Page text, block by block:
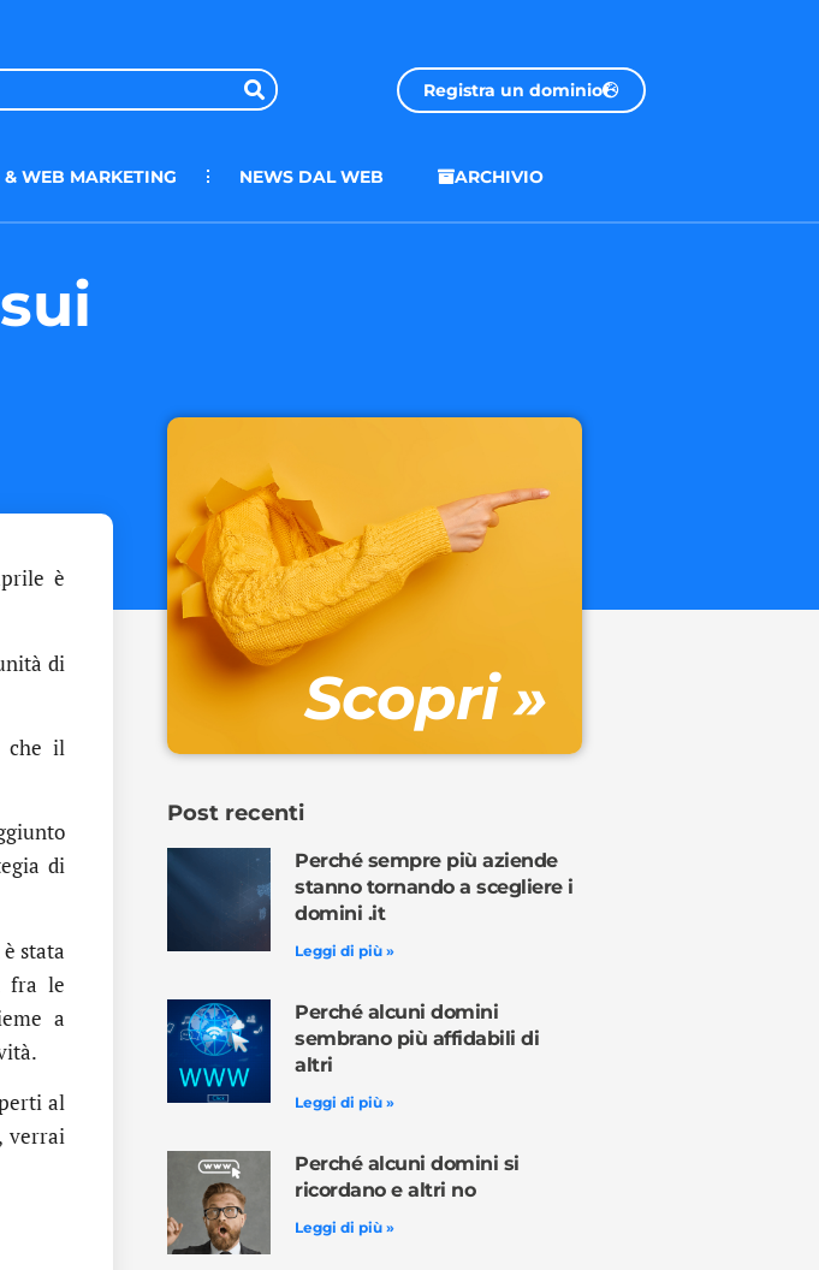
Registra un dominio
& WEB MARKETING NEWS DAL WEB ARCHIVIO
è
di
che il
di
stata
fra le
a
al
verrai
Scopri »
Post recenti
Perché sempre più aziende
stanno tornando a scegliere i
domini .it
Leggi di più »
Perché alcuni domini
sembrano più affidabili di
altri
Leggi di più »
Perché alcuni domini si
ricordano e altri no
Leggi di più »